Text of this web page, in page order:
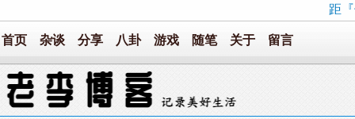
距
首页 杂谈 分享 八卦 游戏 随笔 关于 留言